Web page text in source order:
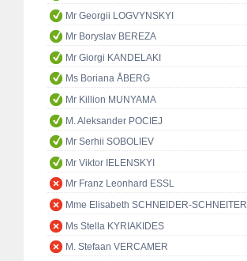
Mr Georgii LOGVYNSKYI
Mr Boryslav BEREZA
Mr Giorgi KANDELAKI
Ms Boriana ÅBERG
Mr Killion MUNYAMA
M. Aleksander POCIEJ
Mr Serhii SOBOLIEV
Mr Viktor IELENSKYI
Mr Franz Leonhard ESSL
Mme Elisabeth SCHNEIDER-SCHNEITER
Ms Stella KYRIAKIDES
M. Stefaan VERCAMER